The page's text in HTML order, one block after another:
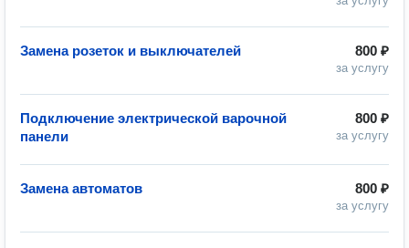
800 ₽
за услугу
Замена розеток и выключателей
800 ₽
за услугу
Подключение электрической варочной
панели
800 ₽
за услугу
Замена автоматов